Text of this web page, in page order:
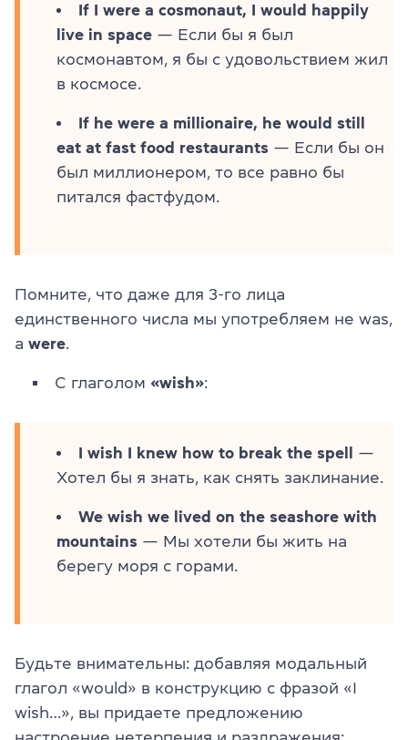
If I were a cosmonaut, I would happily
live in space — Если бы я был
космонавтом, я бы с удовольствием жил
в космосе.
If he were a millionaire, he would still
eat at fast food restaurants — Если бы он
был миллионером, то все равно бы
питался фастфудом.
Помните, что даже для 3-го лица
единственного числа мы употребляем не was,
a were
С глаголом «wish»:
I wish I knew how to break the spell
—
Хотел бы я знать, как снять заклинание.
We wish we lived on the seashore with
mountains — Мы хотели бы жить на
берегу моря с горами.
Будьте внимательны: добавляя модальный
глагол «would» в конструкцию с фразой «I
wish…», вы придаете предложению